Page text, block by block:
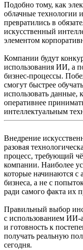
Подобно тому, как
облачные технологии
превратились в
искусственный
элементом
Компании будут
использования ИИ, а
бизнес-процессы.
смогут быстрее
использовать данные,
оперативнее
интеллектуальным
Внедрение
разовая
процесс, требующий
компании. Наиболее
которые начинаются с
бизнеса, а не с
ради самого факта их
Правильный выбор
с использованием ИИ-
и готовность к
получать реальную
сегодня.